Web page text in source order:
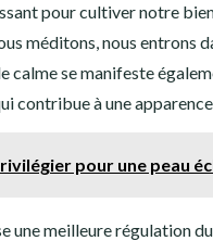
pour cultiver notre
méditons, nous entrons
calme se manifeste
contribue à une
pour une peau
une meilleure régulation